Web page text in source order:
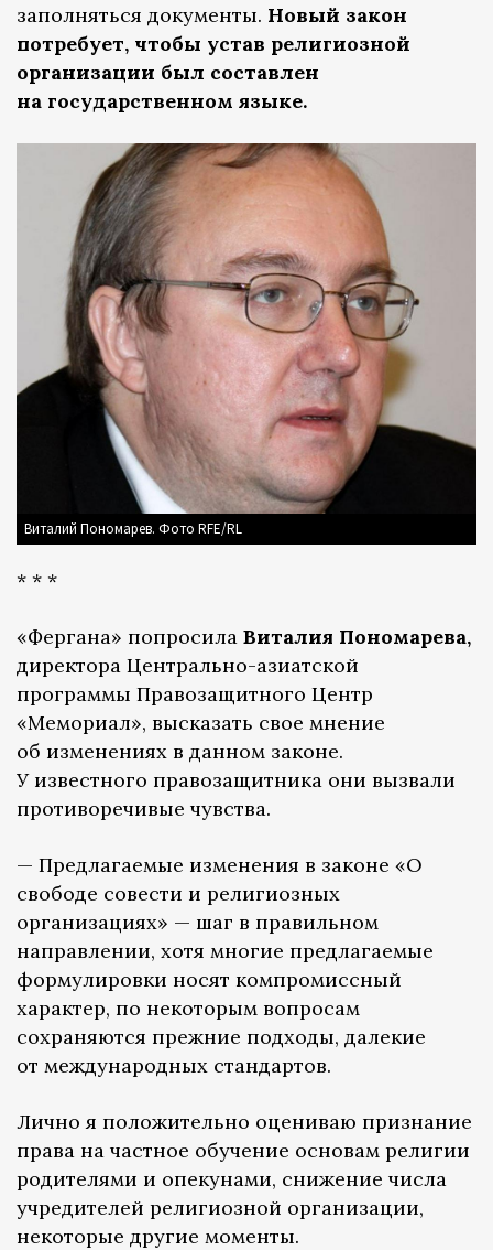
заполняться документы. Новый закон
потребует, чтобы устав религиозной
организации был составлен
на государственном языке.
Виталий Пономарев. Фото RFE/RL
* * *
«Фергана» попросила Виталия Пономарева,
директора Центрально-азиатской
программы Правозащитного Центр
«Мемориал», высказать свое мнение
об изменениях в данном законе.
У известного правозащитника они вызвали
противоречивые чувства.
— Предлагаемые изменения в законе «О
свободе совести и религиозных
организациях» — шаг в правильном
направлении, хотя многие предлагаемые
формулировки носят компромиссный
характер, по некоторым вопросам
сохраняются прежние подходы, далекие
от международных стандартов.
Лично я положительно оцениваю признание
права на частное обучение основам религии
родителями и опекунами, снижение числа
учредителей религиозной организации,
некоторые другие моменты.